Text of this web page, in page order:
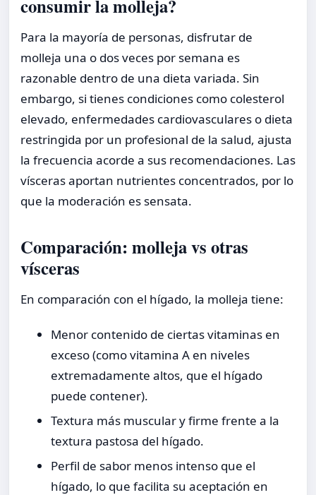
consumir la molleja?
Para la mayoría de personas, disfrutar de
molleja una o dos veces por semana es
razonable dentro de una dieta variada. Sin
embargo, si tienes condiciones como colesterol
elevado, enfermedades cardiovasculares o dieta
restringida por un profesional de la salud, ajusta
la frecuencia acorde a sus recomendaciones. Las
vísceras aportan nutrientes concentrados, por lo
que la moderación es sensata.
Comparación: molleja vs otras
vísceras
En comparación con el hígado, la molleja tiene:
Menor contenido de ciertas vitaminas en
exceso (como vitamina A en niveles
extremadamente altos, que el hígado
puede contener).
Textura más muscular y firme frente a la
textura pastosa del hígado.
Perfil de sabor menos intenso que el
hígado, lo que facilita su aceptación en